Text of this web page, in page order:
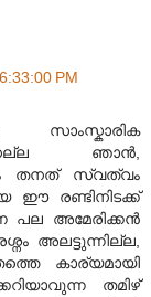
PM
ഞാന്‍,
തനത് സ്വത്വം
ഈ രണ്ടിനിടക്ക്
പല അമേരിക്കന്‍
അലട്ടുന്നില്ല,
കാര്യമായി
തമിഴ്